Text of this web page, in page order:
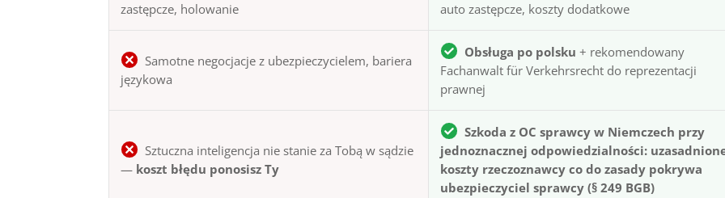
zastępcze, holowanie
auto zastępcze, koszty dodatkowe
Samotne negocjacje z ubezpieczycielem, bariera
językowa
Obsługa po polsku + rekomendowany
Fachanwalt für Verkehrsrecht do reprezentacji
prawnej
Sztuczna inteligencja nie stanie za Tobą w sądzie
— koszt błędu ponosisz Ty
Szkoda z OC sprawcy w Niemczech przy
jednoznacznej odpowiedzialności:
koszty rzeczoznawcy co do zasady pokrywa
ubezpieczyciel sprawcy (§ 249 BGB)